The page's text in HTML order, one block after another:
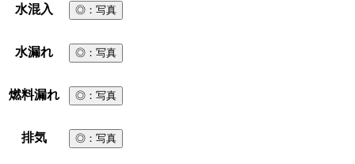
水混入 ◎ ：写真
水漏れ ◎ ：写真
燃料漏れ ◎ ：写真
排気 ◎ ：写真